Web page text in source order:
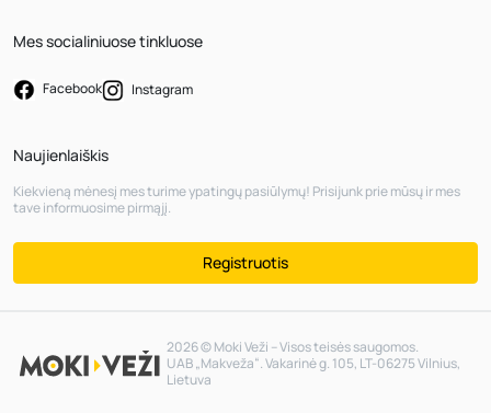
Mes socialiniuose tinkluose
Facebook Instagram
Naujienlaiškis
Kiekvieną mėnesį mes turime ypatingų pasiūlymų! Prisijunk prie mūsų ir mes
tave informuosime pirmąjį.
Registruotis
2026 © Moki Veži – Visos teisės saugomos.
UAB „Makveža“. Vakarinė g. 105, LT-06275 Vilnius,
Lietuva